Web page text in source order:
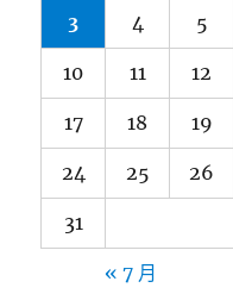
3 4 5
10 11 12
17 18 19
24 25 26
31
« 7 月